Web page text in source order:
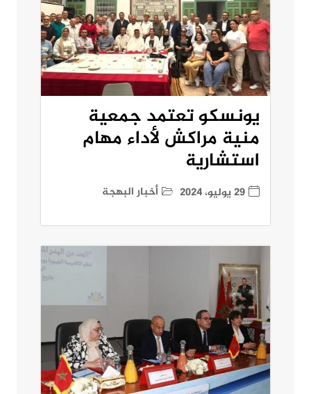
يونسكو تعتمد جمعية
منية مراكش لأداء مهام
استشارية
29 يوليو، 2024 أخبار البهجة